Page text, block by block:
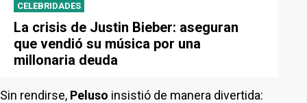
CELEBRIDADES
La crisis de Justin Bieber: aseguran
que vendió su música por una
millonaria deuda
Sin rendirse, Peluso insistió de manera divertida: